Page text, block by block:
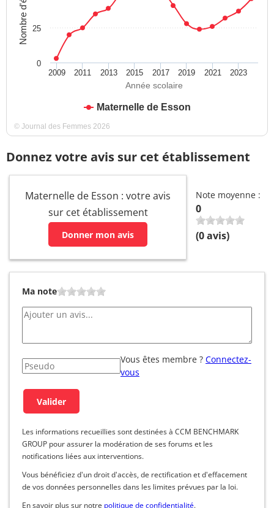
Année scolaire
Maternelle de Esson
2009 2011 2013 2015 2017 2019 2021 2023
0
25
© Journal des Femmes 2026
Donnez votre avis sur cet établissement
Maternelle de Esson : votre avis
sur cet établissement
Donner mon avis
Note moyenne :
0
(0avis)
Ma note
Vous êtes membre ? Connectez-
vous
Les informations recueillies sont destinées à CCM BENCHMARK
GROUP pour assurer la modération de ses forums et les
notifications liées aux interventions.
Vous bénéficiez d'un droit d'accès, de rectification et d'effacement
de vos données personnelles dans les limites prévues par la loi.
En savoir plus sur notre politique de confidentialité.